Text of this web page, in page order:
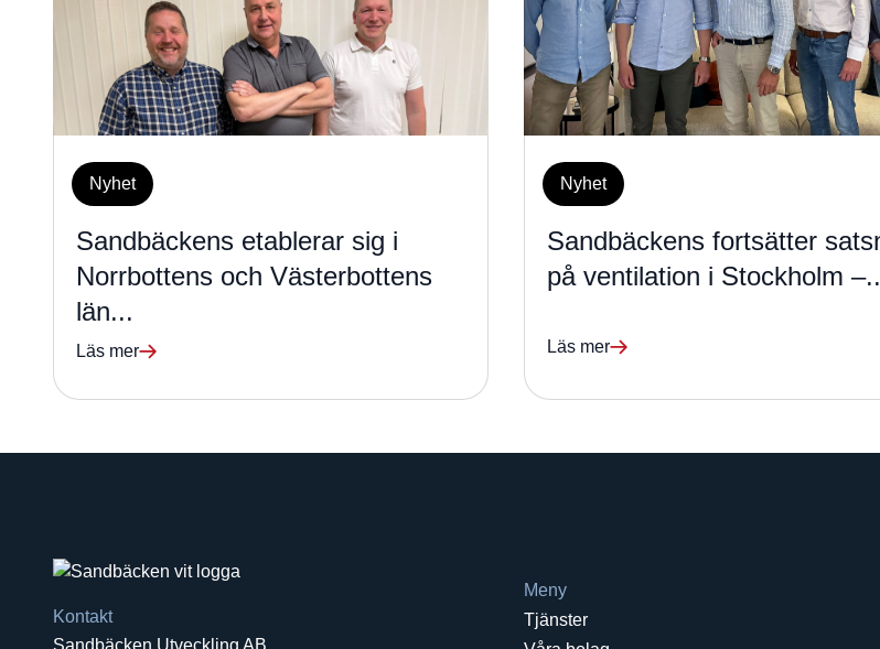
Nyhet
Sandbäckens etablerar sig i
Norrbottens och Västerbottens
län...
Läs mer
Nyhet
Sandbäckens fortsätter
på ventilation i Stockholm
Läs mer
Kontakt
Meny
Tjänster